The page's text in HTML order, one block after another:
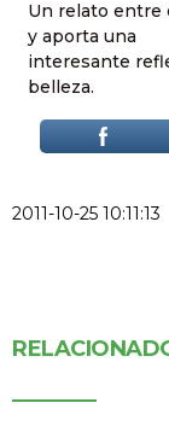
Un relato entre
y aporta una
interesante
belleza.
2011-10-25 10:11:13